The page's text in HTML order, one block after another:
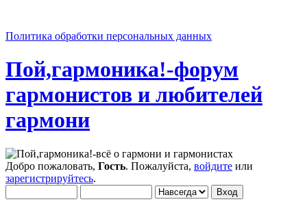
Политика обработки персональных данных
Пой,гармоника!-форум
гармонистов и любителей
гармони
Добро пожаловать, Гость. Пожалуйста, войдите или
зарегистрируйтесь.